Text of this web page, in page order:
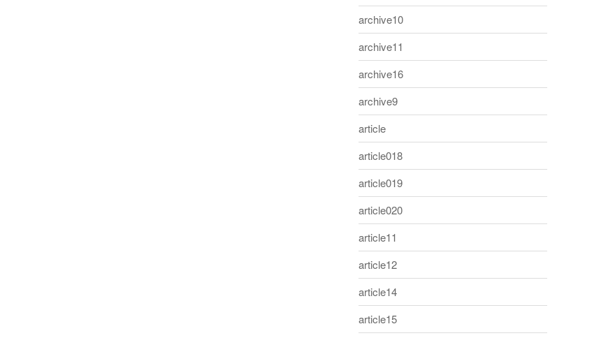
archive10
archive11
archive16
archive9
article
article018
article019
article020
article11
article12
article14
article15